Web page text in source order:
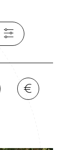
notamment,
de Sion.